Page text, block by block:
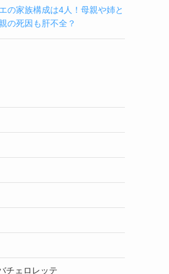
の家族構成は4人！母親や姉と
の死因も肝不全？
チェロレッテ